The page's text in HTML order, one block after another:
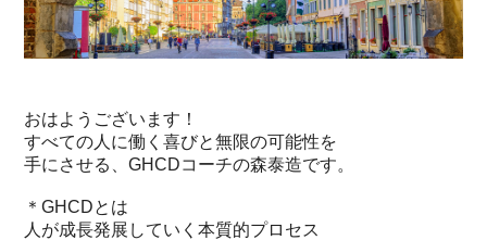
おはようございます！
すべての人に働く喜びと無限の可能性を
手にさせる、GHCDコーチの森泰造です。
＊GHCDとは
人が成長発展していく本質的プロセス